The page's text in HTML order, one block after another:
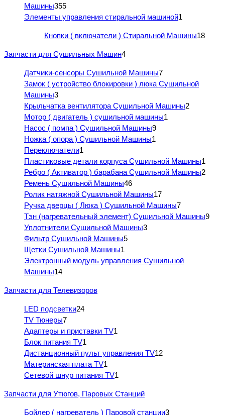
Машины355
Элементы управления стиральной машиной1
Кнопки ( включатели ) Стиральной Машины18
Запчасти для Сушильных Машин4
Датчики-сенсоры Сушильной Машины7
Замок ( устройство блокировки ) люка Сушильной
Машины3
Крыльчатка вентилятора Сушильной Машины2
Мотор ( двигатель ) сушильной машины1
Насос ( помпа ) Сушильной Машины9
Ножка ( опора ) Сушильной Машины1
Переключатели1
Пластиковые детали корпуса Сушильной Машины1
Ребро ( Активатор ) барабана Сушильной Машины2
Ремень Сушильной Машины46
Ролик натяжной Сушильной Машины17
Ручка дверцы ( Люка ) Сушильной Машины7
Тэн (нагревательный элемент) Сушильной Машины9
Уплотнители Сушильной Машины3
Фильтр Сушильной Машины5
Щетки Сушильной Машины1
Электронный модуль управления Сушильной
Машины14
Запчасти для Телевизоров
LED подсветки24
TV Тюнеры7
Адаптеры и приставки TV1
Блок питания TV1
Дистанционный пульт управления TV12
Материнская плата TV1
Сетевой шнур питания TV1
Запчасти для Утюгов, Паровых Станций
Бойлер ( нагреватель ) Паровой станции3